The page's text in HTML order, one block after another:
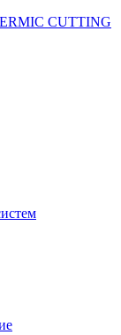
CUTTING